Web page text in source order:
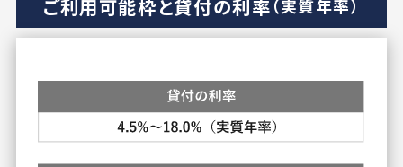
ご利用可能枠と貸付の利率（実質年率）